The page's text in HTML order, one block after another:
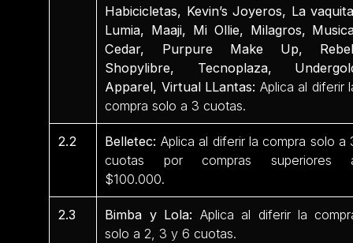
Habicicletas, Kevin’s Joyeros, La
Lumia, Maaji, Mi Ollie, Milagros,
Cedar, Purpure Make Up,
Shopylibre, Tecnoplaza,
Apparel, Virtual LLantas: Aplica al diferir
compra solo a 3 cuotas.
2.2 Belletec: Aplica al diferir la compra solo a
cuotas por compras superiores
$100.000.
2.3 Bimba y Lola: Aplica al diferir la
solo a 2, 3 y 6 cuotas.